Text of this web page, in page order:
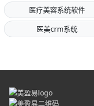
医疗美容系统软件
医美crm系统